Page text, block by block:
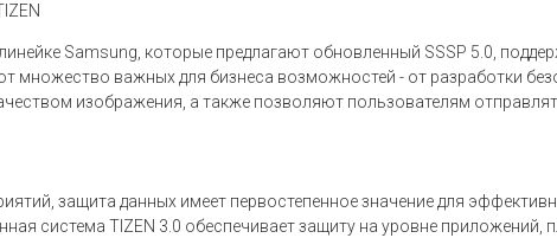
Samsung, которые предлагают обновленный SSSP 5.0,
множество важных для бизнеса возможностей - от разработки
изображения, а также позволяют пользователям
защита данных имеет первостепенное значение для
система TIZEN 3.0 обеспечивает защиту на уровне